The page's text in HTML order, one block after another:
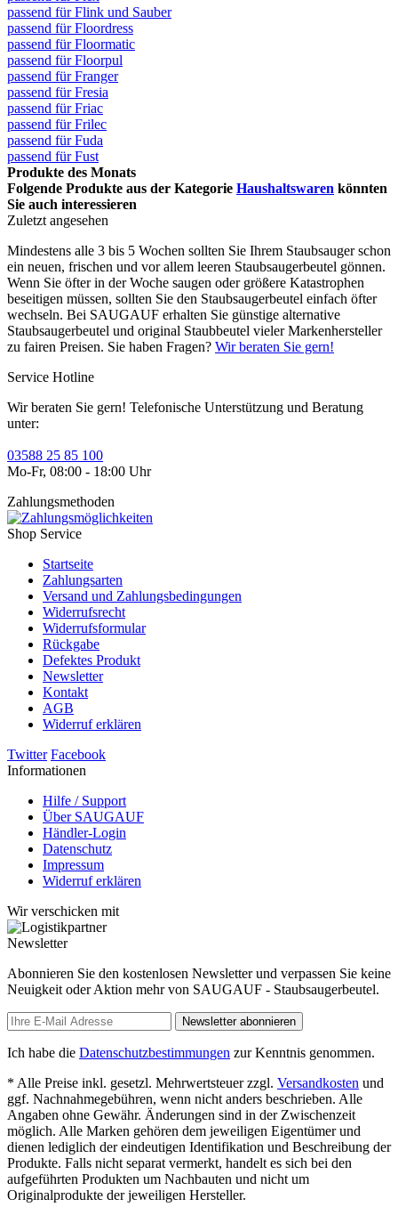
passend für Flink und Sauber
passend für Floordress
passend für Floormatic
passend für Floorpul
passend für Franger
passend für Fresia
passend für Friac
passend für Frilec
passend für Fuda
passend für Fust
Produkte des Monats
Folgende Produkte aus der Kategorie Haushaltswaren könnten
Sie auch interessieren
Zuletzt angesehen
Mindestens alle 3 bis 5 Wochen sollten Sie Ihrem Staubsauger schon
ein neuen, frischen und vor allem leeren Staubsaugerbeutel gönnen.
Wenn Sie öfter in der Woche saugen oder größere Katastrophen
beseitigen müssen, sollten Sie den Staubsaugerbeutel einfach öfter
wechseln. Bei SAUGAUF erhalten Sie günstige alternative
Staubsaugerbeutel und original Staubbeutel vieler Markenhersteller
zu fairen Preisen. Sie haben Fragen? Wir beraten Sie gern!
Service Hotline
Wir beraten Sie gern! Telefonische Unterstützung und Beratung
unter:
03588 25 85 100
Mo-Fr, 08:00 - 18:00 Uhr
Zahlungsmethoden
Shop Service
Startseite
Zahlungsarten
Versand und Zahlungsbedingungen
Widerrufsrecht
Widerrufsformular
Rückgabe
Defektes Produkt
Newsletter
Kontakt
AGB
Widerruf erklären
Twitter Facebook
Informationen
Hilfe / Support
Über SAUGAUF
Händler-Login
Datenschutz
Impressum
Widerruf erklären
Wir verschicken mit
Newsletter
Abonnieren Sie den kostenlosen Newsletter und verpassen Sie keine
Neuigkeit oder Aktion mehr von SAUGAUF - Staubsaugerbeutel.
Newsletter abonnieren
Ich habe die Datenschutzbestimmungen zur Kenntnis genommen.
* Alle Preise inkl. gesetzl. Mehrwertsteuer zzgl. Versandkosten und
ggf. Nachnahmegebühren, wenn nicht anders beschrieben. Alle
Angaben ohne Gewähr. Änderungen sind in der Zwischenzeit
möglich. Alle Marken gehören dem jeweiligen Eigentümer und
dienen lediglich der eindeutigen Identifikation und Beschreibung der
Produkte. Falls nicht separat vermerkt, handelt es sich bei den
aufgeführten Produkten um Nachbauten und nicht um
Originalprodukte der jeweiligen Hersteller.